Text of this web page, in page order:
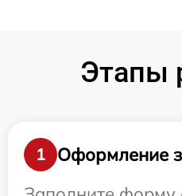
Этапы
1
Оформление